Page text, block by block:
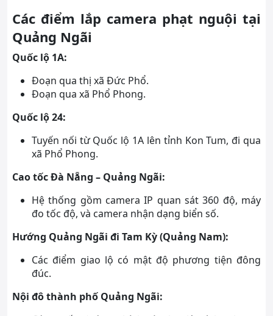
Các điểm lắp camera phạt nguội tại
Quảng Ngãi
Quốc lộ 1A:
Đoạn qua thị xã Đức Phổ.
Đoạn qua xã Phổ Phong.
Quốc lộ 24:
Tuyến nối từ Quốc lộ 1A lên tỉnh Kon Tum, đi qua
xã Phổ Phong.
Cao tốc Đà Nẵng – Quảng Ngãi:
Hệ thống gồm camera IP quan sát 360 độ, máy
đo tốc độ, và camera nhận dạng biển số.
Hướng Quảng Ngãi đi Tam Kỳ (Quảng Nam):
Các điểm giao lộ có mật độ phương tiện đông
đúc.
Nội đô thành phố Quảng Ngãi: